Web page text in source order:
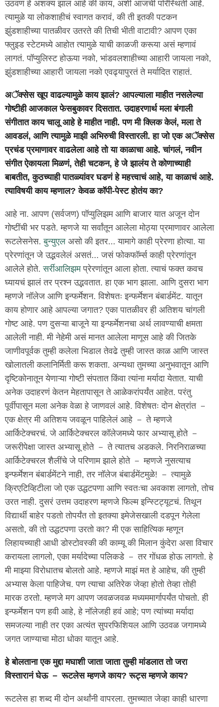
उठवणं हे अशक्य झालं आहे की काय, अशी आजची परिस्थिती आहे.
त्यामुळे या लोकशाहीचं स्वागत करावं, की ती इतकी पटकन
झुंडशाहीच्या पातळीवर उतरते की तिची भीती वाटावी? आपण एका
फ्लुइड स्टेटमध्ये आहोत त्यामुळे याची काळजी करूया असं म्हणावं
लागतं. पॉप्युलिस्ट होऊया नको, भांडवलशाहीच्या आहारी जायला नको,
झुंडशाहीच्या आहारी जायला नको एवढ्यापुरतं ते मर्यादित राहातं.
अॅक्सेस खूप वाढल्यामुळे काय झालं? आपल्याला माहीत नसलेल्या
गोष्टीही आजकाल फेसबुकावर दिसतात. उदाहरणार्थ मला बंगाली
संगीतात काय चालू आहे हे माहीत नाही. पण मी क्लिक केलं, मला ते
आवडलं, आणि त्यामुळे माझी अभिरुची विस्तारली. हा जो एक अॅक्सेस
प्रचंड प्रमाणावर वाढलेला आहे तो या काळाचा आहे. चांगलं, नवीन
संगीत ऐकायला मिळणं, तेही चटकन, हे जे झालंय ते कोणाच्याही
बाबतीत, कुठच्याही पातळ्यांवर घडणं हे महत्त्वाचं आहे, या काळाचं आहे.
त्याविषयी काय म्हणाल? केवळ कॉपी-पेस्ट होतंय का?
आहे ना. आपण (सर्वजण) पॉप्युलिझम आणि बाजार यात अजून दोन
गोष्टींची भर पडते. म्हणजे या सर्वांतून आलेला मोठ्या प्रमाणावर आलेला
रूटलेसनेस.बुन्युएल असो की इतर... यामागे काही प्रेरणा होत्या. या
प्रेरणांतून जे उद्भवलेलं असतं... जसं फोकफॉर्म्स काही प्रेरणांतून
आलेले होते.सर्रीआलिझमप्रेरणांतून आला होता. त्याचं फक्त कवच
घ्यायचं झालं तर प्रश्न उद्भवतात. हा एक भाग झाला. आणि दुसरा भाग
म्हणजे नॉलेज आणि इन्फर्मेशन. विशेषतः इन्फर्मेशन बंबार्डमेंट. यातून
काय होणार आहे आपल्या जगात? एका पातळीवर ही अतिशय चांगली
गोष्ट आहे. पण दुसऱ्या बाजूने या इन्फर्मेशनचा अर्थ लावण्याची क्षमता
आलेली नाही. मी नेहेमी असं मानत आलेला माणूस आहे की जितके
जाणीवपूर्वक तुम्ही कलेला भिडाल तेवढे तुम्ही जास्त काळ आणि जास्त
खोलातली कलानिर्मिती करू शकता. अन्यथा तुमच्या अनुभवातून आणि
दृष्टिकोनातून येणाऱ्या गोष्टी संपतात किंवा त्यांना मर्यादा येतात. याची
अनेक उदाहरणं केतन मेहतापासून ते आळेकरांपर्यंत आहेत. परंतु
पूर्वीपासून मला अनेक वेळा हे जाणवलं आहे. विशेषतः दोन क्षेत्रांत －
एक क्षेत्र मी अतिशय जवळून पाहिलेलं आहे － ते म्हणजे
आर्किटेक्चरचं. जे आर्किटेक्चरल कॉलेजमध्ये फार अभ्यासू होते －
जरूरीपेक्षा जास्त अभ्यासू होते － ते त्यातच अडकले. निरनिराळच्या
आर्किटेक्चरल शैलींचे जे परिणाम झाले होते － म्हणजे नुसत्याच
इन्फर्मेशन बंबार्डमेंटने नाही, तर नॉलेज बंबार्डमेंटमुळे! － त्यामुळे
क्रिएटिव्हिटीला जो एक उद्धटपणा आणि स्वतःचा अवकाश लागतो, तोच
उरत नाही. दुसरं उत्तम उदाहरण म्हणजे फिल्म इन्स्टिट्यूटचं. तिथून
विद्यार्थी बाहेर पडतो तोपर्यंत तो इतक्या इमेजेसखाली दडपून गेलेला
असतो, की तो उद्धटपणा उरतो का? मी एक साहित्यिक म्हणून
लिहायच्याही आधी डोस्टोवस्की की काम्यू की मिलान कुंदेरा असा विचार
करायला लागलो, एका मर्यादेच्या पलिकडे － तर गोंधळ होऊ लागतो. हे
मी माझ्या विरोधातच बोलतो आहे. म्हणजे माझं मत हे आहेच, की तुम्ही
अभ्यास केला पाहिजेच. पण त्याचा अतिरेक जेव्हा होतो तेव्हा तोही
मारक ठरतो. म्हणजे मग आपण जवळजवळ मध्यममार्गापर्यंत पोचतो. ही
इन्फर्मेशन पण हवी आहे, हे नॉलेजही हवं आहे; पण त्यांच्या मर्यादा
समजल्या नाही तर एका अत्यंत सुपरफिशियल आणि उठवळ जगामध्ये
जगत जाण्याचा मोठा धोका यातून आहे.
हे बोलताना एक मुद्दा मघाशी जाता जाता तुम्ही मांडलात तो जरा
विस्तारानं घेऊ － रूटलेस म्हणजे काय? रूट्स म्हणजे काय?
रूटलेस हा शब्द मी दोन अर्थांनी वापरला. तुमच्यात जेव्हा काही धारणा